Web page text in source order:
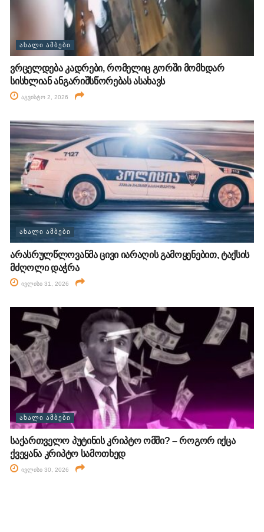
ᲐᲮᲐᲚᲘ ᲐᲛᲑᲔᲑᲘ
ვრცელდება კადრები, რომელიც გორში მომხდარ
სისხლიან ანგარიშსწორებას ასახავს
აგვისტო 2, 2026
ᲐᲮᲐᲚᲘ ᲐᲛᲑᲔᲑᲘ
არასრულწლოვანმა ცივი იარაღის გამოყენებით, ტაქსის
მძღოლი დაჭრა
ივლისი 31, 2026
ᲐᲮᲐᲚᲘ ᲐᲛᲑᲔᲑᲘ
საქართველო პუტინის კრიპტო ომში? – როგორ იქცა
ქვეყანა კრიპტო სამოთხედ
ივლისი 30, 2026